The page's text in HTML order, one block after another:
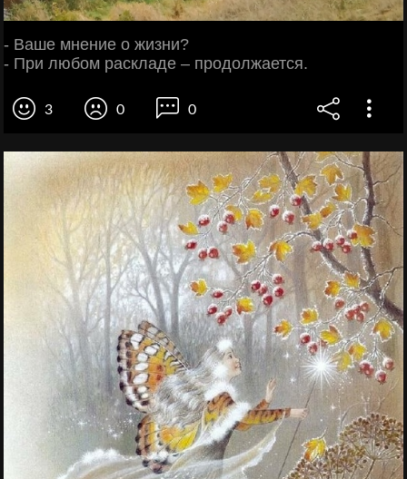
- Ваше мнение о жизни?
- При любом раскладе – продолжается.
3 0 0